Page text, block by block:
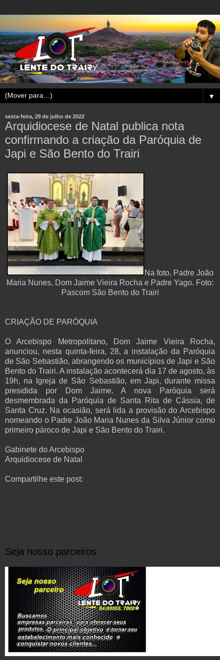
▼
sexta-feira, 29 de julho de 2022
Arquidiocese de Natal publica nota
confirmando a criação da Paróquia de
Japi e São Bento do Trairi
Na foto, Padre João
Maria Nunes, Dom Jaime Vieira Rocha e Padre Yago. Foto:
Pascom São Bento do Trairi
CRIAÇÃO DE PARÓQUIA
O Arcebispo Metropolitano, Dom Jaime Vieira Rocha,
anunciou, nesta quinta-feira, 28, a instalação da Paróquia
de São Sebastião, abrangendo os municípios de Japi e São
Bento do Trairi. A instalação acontecerá dia 17 de agosto, às
19h, na Igreja de São Sebastião, em Japi, durante missa
presidida por Dom Jaime. A nova Paróquia será
desmembrada da Paróquia de Santa Rita de Cássia, de
Santa Cruz. Na ocasião, será lida a provisão do Arcebispo
nomeando o Padre João Maria Nunes da Silva Júnior como
primeiro pároco de Japi e São Bento do Trairi.
Gabinete do Arcebispo
Arquidiocese de Natal
Compartilhe este post:
Seja nosso parceiros